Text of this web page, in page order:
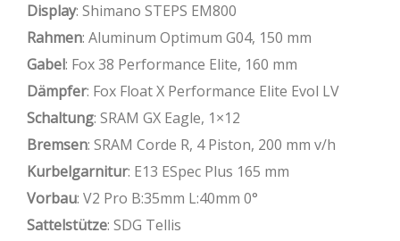
Display: Shimano STEPS EM800
Rahmen: Aluminum Optimum G04, 150 mm
Gabel: Fox 38 Performance Elite, 160 mm
Dämpfer: Fox Float X Performance Elite Evol LV
Schaltung: SRAM GX Eagle, 1×12
Bremsen: SRAM Corde R, 4 Piston, 200 mm v/h
Kurbelgarnitur: E13 ESpec Plus 165 mm
Vorbau: V2 Pro B:35mm L:40mm 0°
Sattelstütze: SDG Tellis